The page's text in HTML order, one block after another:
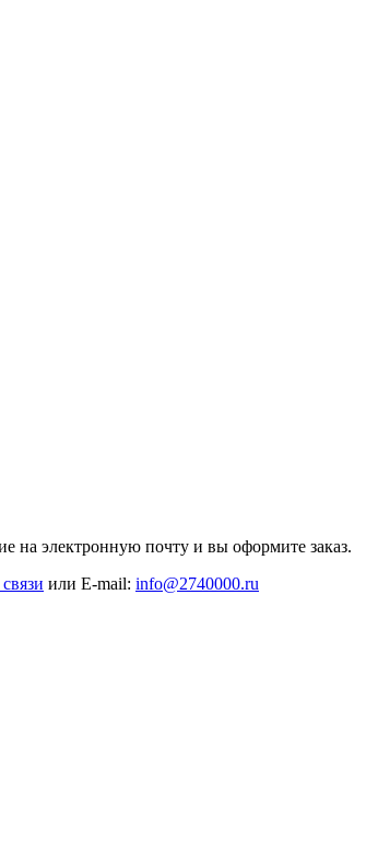
на электронную почту и вы оформите заказ.
или E-mail: info@2740000.ru